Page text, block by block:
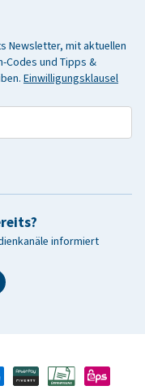
Newsletter, mit aktuellen
Codes und Tipps &
Einwilligungsklausel
informiert